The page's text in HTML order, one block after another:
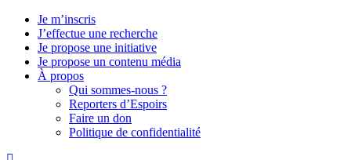
Je m’inscris
J’effectue une recherche
Je propose une initiative
Je propose un contenu média
À propos
Qui sommes-nous ?
Reporters d’Espoirs
Faire un don
Politique de confidentialité